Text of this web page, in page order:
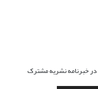
در خبرنامه نشریه مشترک